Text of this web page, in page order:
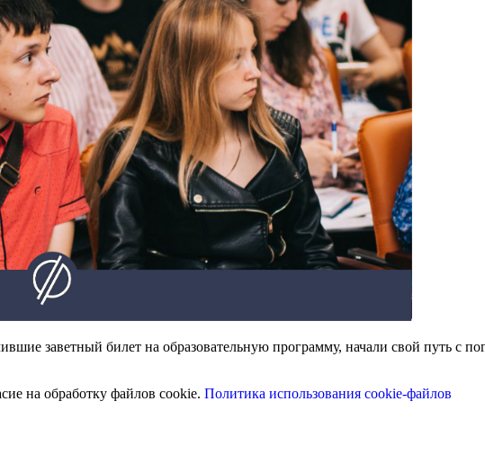
заветный билет на образовательную программу, начали свой путь с
на обработку файлов cookie. Политика использования cookie-файлов